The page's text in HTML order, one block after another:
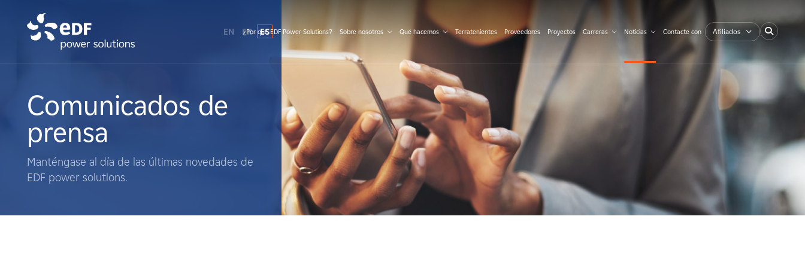
Qué hacemos
Terratenientes
EN FR ES
¿Por qué EDF Power Solutions? Sobre nosotros Qué hacemos Terratenientes Proveedores Proyectos Carreras Noticias Contacte con Afiliados
Comunicados de
prensa
Manténgase al día de las últimas novedades de
EDF power solutions.